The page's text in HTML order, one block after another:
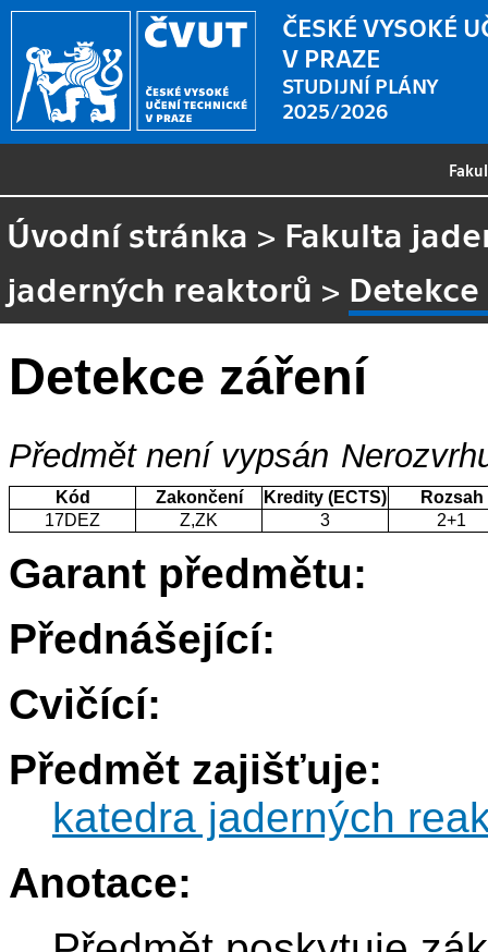
ČESKÉ VYSOKÉ
V PRAZE
STUDIJNÍ PLÁNY
2025/2026
Úvodní stránka > Fakulta
jaderných reaktorů >
Detekce záření
Předmět není vypsán
Kód Zakončení Kredity (ECTS)
Rozsah
17DEZ
Z,ZK 3 2+1
Garant předmětu:
Přednášející:
Cvičící:
Předmět zajišťuje:
katedra jaderných
Anotace: